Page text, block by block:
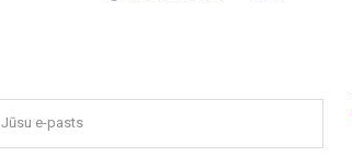
Jūsu e-pasts